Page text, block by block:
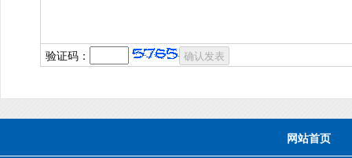
验证码：
网站首页